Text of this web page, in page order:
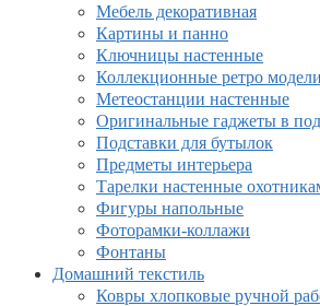
Мебель декоративная
Картины и панно
Ключницы настенные
Коллекционные ретро модели
Метеостанции настенные
Оригинальные гаджеты в
Подставки для бутылок
Предметы интерьера
Тарелки настенные
Фигуры напольные
Фоторамки-коллажи
Фонтаны
Домашний текстиль
Ковры хлопковые ручной